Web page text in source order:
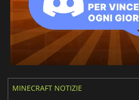
MINECRAFT NOTIZIE